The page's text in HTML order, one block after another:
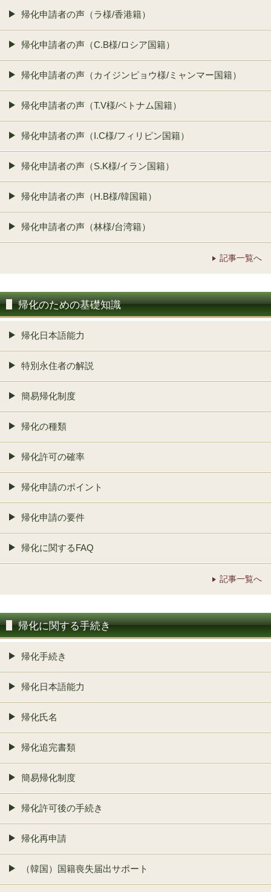
帰化申請者の声（ラ様/香港籍）
帰化申請者の声（C.B様/ロシア国籍）
帰化申請者の声（カイジンピョウ様/ミャンマー国籍）
帰化申請者の声（T.V様/ベトナム国籍）
帰化申請者の声（I.C様/フィリピン国籍）
帰化申請者の声（S.K様/イラン国籍）
帰化申請者の声（H.B様/韓国籍）
帰化申請者の声（林様/台湾籍）
記事一覧へ
帰化のための基礎知識
帰化日本語能力
特別永住者の解説
簡易帰化制度
帰化の種類
帰化許可の確率
帰化申請のポイント
帰化申請の要件
帰化に関するFAQ
記事一覧へ
帰化に関する手続き
帰化手続き
帰化日本語能力
帰化氏名
帰化追完書類
簡易帰化制度
帰化許可後の手続き
帰化再申請
（韓国）国籍喪失届出サポート